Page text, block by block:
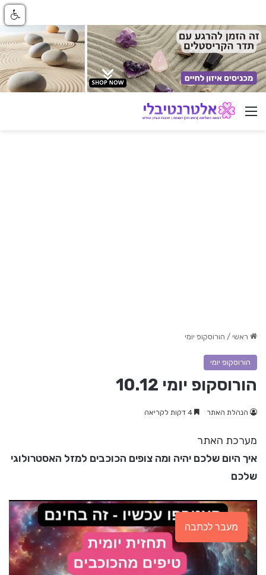
ניווט באתר
ראשי / הורוסקופ יומי
הורוסקופ יומי
הורוסקופ יומי 10.12
הנהלת האתר
מערכת האתר
איך היום שלכם יהיה ומה צופים הכוכבים למזל האסטרולוגי
שלכם
מעבר לכתבה